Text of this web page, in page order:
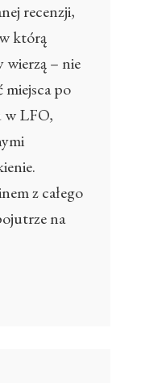
recenzji,
którą
wierzą – nie
miejsca po
w LFO,
z całego
na